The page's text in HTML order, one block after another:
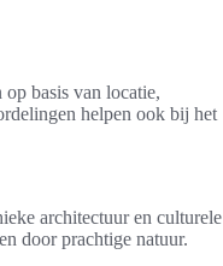
basis van locatie,
helpen ook bij het
architectuur en culturele
door prachtige natuur.